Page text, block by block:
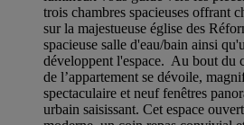
trois chambres spacieuses offrant
sur la majestueuse église des
spacieuse salle d'eau/bain ainsi
développent l'espace. Au bout du
de l’appartement se dévoile,
spectaculaire et neuf fenêtres
urbain saisissant. Cet espace